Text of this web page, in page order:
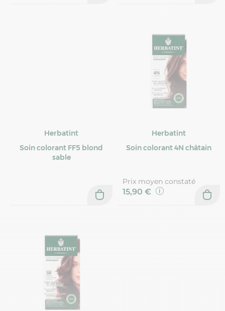
Herbatint
Soin colorant FF5 blond
sable
Herbatint
Soin colorant 4N châtain
Prix moyen constaté
15,90 €